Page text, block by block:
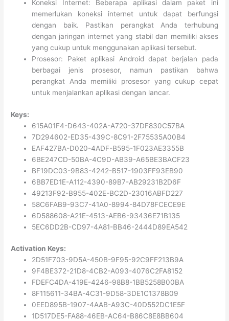
Koneksi Internet: Beberapa aplikasi dalam paket ini
memerlukan koneksi internet untuk dapat berfungsi
dengan baik. Pastikan perangkat Anda terhubung
dengan jaringan internet yang stabil dan memiliki akses
yang cukup untuk menggunakan aplikasi tersebut.
Prosesor: Paket aplikasi Android dapat berjalan pada
berbagai jenis prosesor, namun pastikan bahwa
perangkat Anda memiliki prosesor yang cukup cepat
untuk menjalankan aplikasi dengan lancar.
Keys:
615A01F4-D643-402A-A720-37DF830C57BA
7D294602-ED35-439C-8C91-2F75535A00B4
EAF427BA-D020-4ADF-B595-1F023AE3355B
6BE247CD-50BA-4C9D-AB39-A65BE3BACF23
BF19DC03-9B83-4242-B517-1903FF93EB90
6BB7ED1E-A112-4390-89B7-AB29231B2D6F
49213F92-B955-402E-BC2D-23016ABFD227
58C6FAB9-93C7-41A0-8994-84D78FCECE9E
6D588608-A21E-4513-AEB6-93436E71B135
5EC6DD2B-CD97-4A81-BB46-2444D89EA542
Activation Keys:
2D51F703-9D5A-450B-9F95-92C9FF213B9A
9F4BE372-21D8-4CB2-A093-4076C2FA8152
FDEFC4DA-419E-4246-98B8-1BB5258B00BA
8F115611-34BA-4C31-9D58-3DE1C1378B09
0EED895B-1907-4AAB-A93C-40D552DC1E5F
1D517DE5-FA88-46EB-AC64-B86C8E8BB604